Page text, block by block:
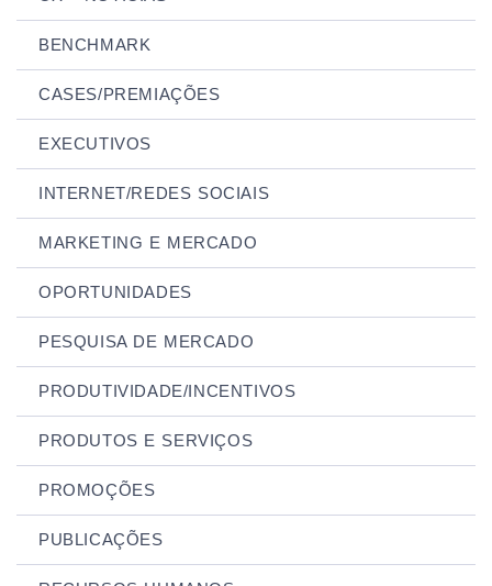
BENCHMARK
CASES/PREMIAÇÕES
EXECUTIVOS
INTERNET/REDES SOCIAIS
MARKETING E MERCADO
OPORTUNIDADES
PESQUISA DE MERCADO
PRODUTIVIDADE/INCENTIVOS
PRODUTOS E SERVIÇOS
PROMOÇÕES
PUBLICAÇÕES